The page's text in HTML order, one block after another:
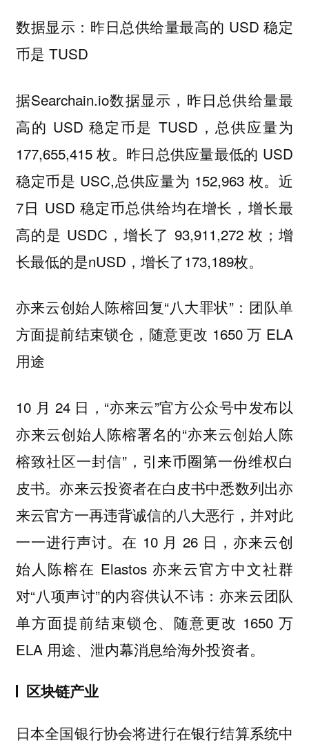
数据显示：昨日总供给量最高的 USD 稳定
币是 TUSD
据Searchain.io数据显示，昨日总供给量最
高的 USD 稳定币是 TUSD，总供应量为
177,655,415 枚。昨日总供应量最低的 USD
稳定币是 USC,总供应量为 152,963 枚。近
7日 USD 稳定币总供给均在增长，增长最
高的是 USDC，增长了 93,911,272 枚；增
长最低的是nUSD，增长了173,189枚。
亦来云创始人陈榕回复“八大罪状”：团队单
方面提前结束锁仓，随意更改 1650 万 ELA
用途
10 月 24 日，“亦来云”官方公众号中发布以
亦来云创始人陈榕署名的“亦来云创始人陈
榕致社区一封信”，引来币圈第一份维权白
皮书。亦来云投资者在白皮书中悉数列出亦
来云官方一再违背诚信的八大恶行，并对此
一一进行声讨。在 10 月 26 日，亦来云创
始人陈榕在 Elastos 亦来云官方中文社群
对“八项声讨”的内容供认不讳：亦来云团队
单方面提前结束锁仓、随意更改 1650 万
ELA 用途、泄内幕消息给海外投资者。
区块链产业
日本全国银行协会将进行在银行结算系统中